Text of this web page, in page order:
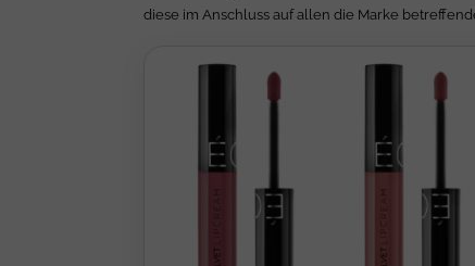
diese im Anschluss auf allen die Marke